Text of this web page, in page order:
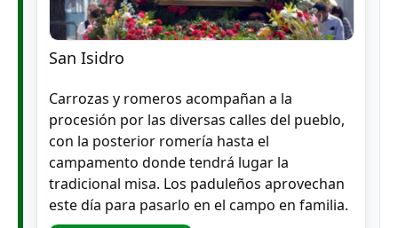
San Isidro
Carrozas y romeros acompañan a la
procesión por las diversas calles del pueblo,
con la posterior romería hasta el
campamento donde tendrá lugar la
tradicional misa. Los paduleños aprovechan
este día para pasarlo en el campo en familia.